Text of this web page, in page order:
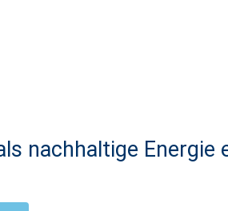
nachhaltige Energie